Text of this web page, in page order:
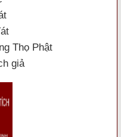
Thọ Phật
giả